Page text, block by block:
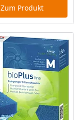
Zum Produkt